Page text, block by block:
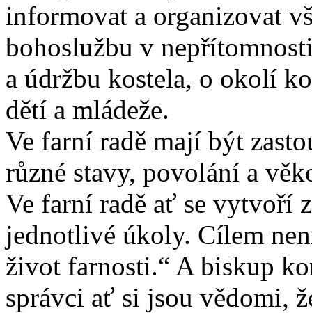
informovat a organizovat
bohoslužbu v
a údržbu kostela, o okolí
dětí a mládeže.
Ve farní radě mají být
různé stavy, povolání a
Ve farní radě ať se vytvoří
jednotlivé úkoly. Cílem
život farnosti.“ A biskup
správci ať si jsou vědomi,